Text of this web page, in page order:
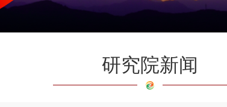
研究院新闻